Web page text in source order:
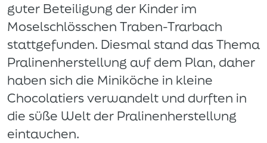
guter Beteiligung der Kinder im
Moselschlösschen Traben-Trarbach
stattgefunden. Diesmal stand das Thema
Pralinenherstellung auf dem Plan, daher
haben sich die Miniköche in kleine
Chocolatiers verwandelt und durften in
die süße Welt der Pralinenherstellung
eintauchen.